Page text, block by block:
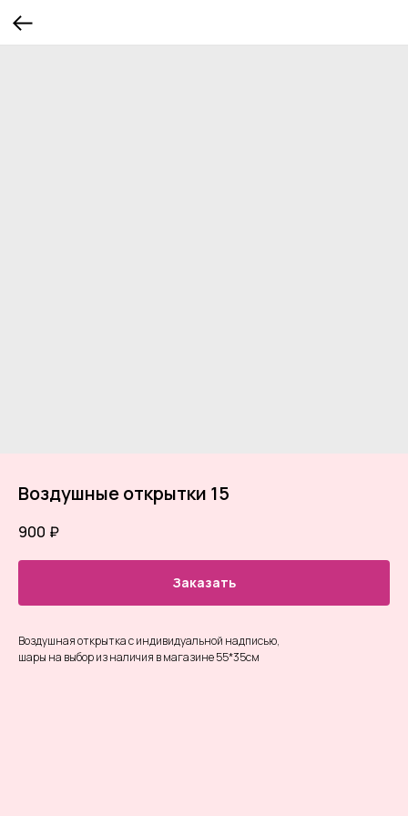
Воздушные открытки 15
900 ₽
Заказать
Воздушная открытка с индивидуальной надписью,
шары на выбор из наличия в магазине 55*35см